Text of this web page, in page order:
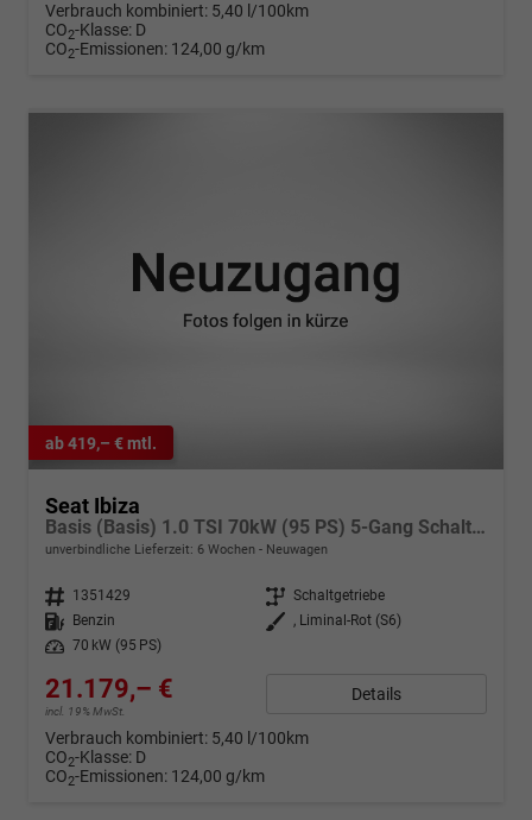
Verbrauch kombiniert: 5,40 l/100km
CO2-Klasse: D
CO2-Emissionen: 124,00 g/km
ab 419,– € mtl.
Seat Ibiza
Basis (Basis) 1.0 TSI 70kW (95 PS) 5-Gang Schaltgetriebe
unverbindliche Lieferzeit: 6 Wochen Neuwagen
Fahrzeugnr. 1351429 Getriebe Schaltgetriebe
Kraftstoff
Benzin Außenfarbe
, Liminal-Rot (S6)
Leistung
70 kW (95 PS)
21.179,– €
incl. 19% MwSt.
Details
Verbrauch kombiniert: 5,40 l/100km
CO2-Klasse: D
CO2-Emissionen: 124,00 g/km